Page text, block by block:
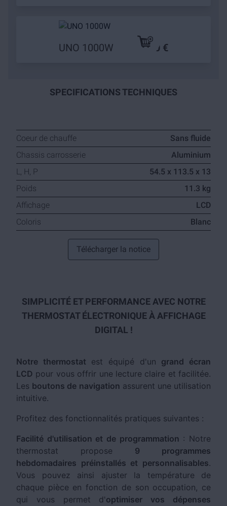
UNO 1000W 89,90 €
SPECIFICATIONS TECHNIQUES
Coeur de chauffe
Sans fluide
Chassis carrosserie
Aluminium
L, H, P
54.5 x 113.5 x 13
Poids
11.3 kg
Affichage
LCD
Coloris
Blanc
Télécharger la notice
SIMPLICITÉ ET PERFORMANCE AVEC NOTRE
THERMOSTAT ÉLECTRONIQUE À AFFICHAGE
DIGITAL !
Notre thermostat est équipé d'un grand écran
LCD pour vous offrir une lecture claire et facilitée.
Les boutons de navigation assurent une utilisation
intuitive.
Profitez des fonctionnalités pratiques suivantes :
Facilité d'utilisation et de programmation : Notre
thermostat propose 9 programmes
hebdomadaires préinstallés et personnalisables.
Vous pouvez ainsi ajuster la température de
chaque pièce en fonction de son occupation, ce
qui vous permet d'optimiser vos dépenses